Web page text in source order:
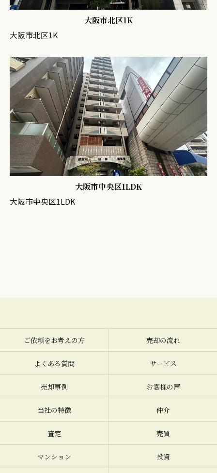
大阪市北区1K
大阪市北区1K
大阪市中央区1LDK
大阪市中央区1LDK
ご依頼をお考えの方 売却の流れ
よくある質問 サービス
売却事例 お客様の声
当社の特徴 仲介
査定 売買
マンション 投資